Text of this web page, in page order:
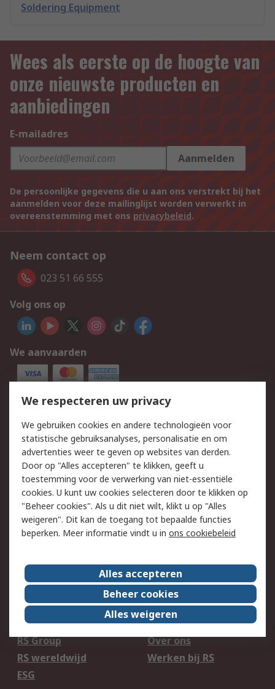
Soldering Equipment
Wees als eerste op de hoogte van
onze nieuwste producten en
aanbiedingen
E-mailadres
Aanmelden
De persoonlijke gegevens die u aan ons verstrekt bij het
aanmelden voor deze mailinglijst worden verwerkt in
overeenstemming met ons privacybeleid.
Neem contact op
023 51 66 555
Volg ons op
We aanvaarden
Services
750.000 producten
2.500 merken
Bestellen
Inkoopoplossingen
Retouren
Technisch advies
Track & Trace
Wettelijk
Cookiebeleid
Email veiligheid
Algemene
verkoopvoorwaarden
Over RS
RS Group
Over ons
RS wereldwijd
Werken bij RS
ESG
We respecteren uw privacy
We gebruiken cookies en andere technologieën voor
statistische gebruiksanalyses, personalisatie en om
advertenties weer te geven op websites van derden.
Door op "Alles accepteren" te klikken, geeft u
toestemming voor de verwerking van niet-essentiële
cookies. U kunt uw cookies selecteren door te klikken op
"Beheer cookies". Als u dit niet wilt, klikt u op "Alles
weigeren". Dit kan de toegang tot bepaalde functies
beperken. Meer informatie vindt u in ons cookiebeleid
Alles accepteren
Beheer cookies
Alles weigeren